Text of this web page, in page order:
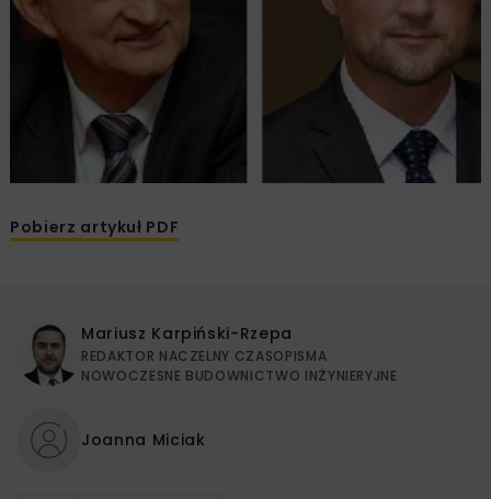
Pobierz artykuł PDF
Mariusz Karpiński-Rzepa
REDAKTOR NACZELNY CZASOPISMA
NOWOCZESNE BUDOWNICTWO INŻYNIERYJNE
Joanna Miciak